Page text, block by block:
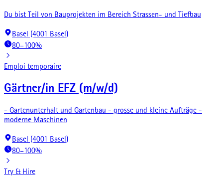
Du bist Teil von Bauprojekten im Bereich Strassen- und Tiefbau
Basel (4001 Basel)
80–100%
Emploi temporaire
Gärtner/in EFZ (m/w/d)
- Gartenunterhalt und Gartenbau - grosse und kleine Aufträge -
moderne Maschinen
Basel (4001 Basel)
80–100%
Try & Hire